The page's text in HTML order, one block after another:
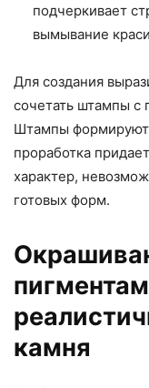
подчеркивает
вымывание
Для создания
сочетать штампы с
Штампы
проработка
характер,
готовых форм.
камня